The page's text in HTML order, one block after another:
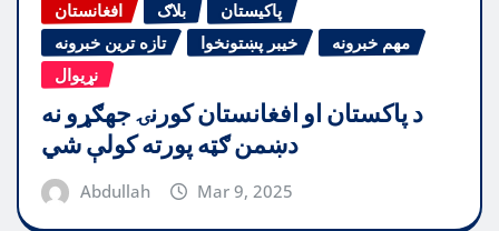
افغانستان بلاګ
پاکیستان
تازه ترین خبرونه
خیبر پښتونخوا
مهم خبرونه
نړیوال
د پاکستان او افغانستان کورنۍ جهګړو نه
دښمن ګټه پورته کولې شي
Abdullah Mar 9, 2025